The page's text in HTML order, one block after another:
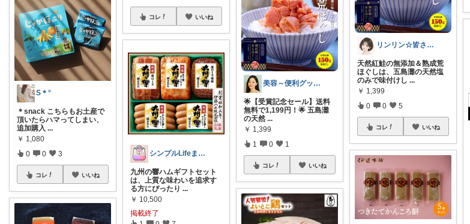
S＊°
＊snack こちらもお土産で
頂いたらハマってしまい、
追加購入 ...
￥ 1,080
0 0 3
コレ いいね
コレ いいね
シンプルLifeまる@ふるさと納税
九州の響ハムギフトセット
は、上質な味わいを追求す
る方にぴったり ...
￥ 10,500
掲載終了
美容～便利グッズメイン✨
🌟【受賞記念セール】送料
無料で1,199円！🌟 五島灘
の天然 ...
￥ 1,399
1 0 1
コレ いいね
リンリン☆皆さんありがとう
天然紅鮭の無添加＆熟成荒
ほぐしは、五島灘の天然塩
のみで味付けし ...
￥ 1,399
0 0 5
コレ いいね